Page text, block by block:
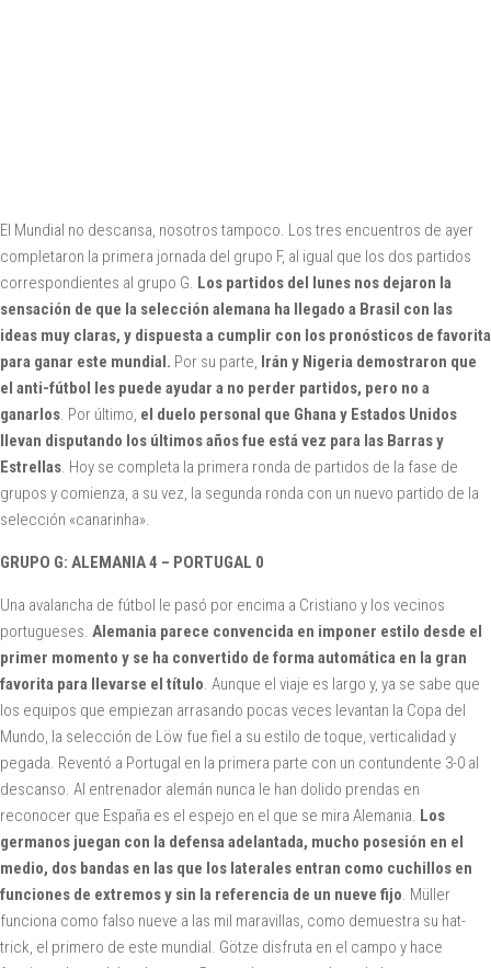
El Mundial no descansa, nosotros tampoco. Los tres encuentros de ayer
completaron la primera jornada del grupo F, al igual que los dos partidos
correspondientes al grupo G. Los partidos del lunes nos dejaron la
sensación de que la selección alemana ha llegado a Brasil con las
ideas muy claras, y dispuesta a cumplir con los pronósticos de favorita
para ganar este mundial. Por su parte, Irán y Nigeria demostraron que
el anti-fútbol les puede ayudar a no perder partidos, pero no a
ganarlos. Por último, el duelo personal que Ghana y Estados Unidos
llevan disputando los últimos años fue está vez para las Barras y
Estrellas. Hoy se completa la primera ronda de partidos de la fase de
grupos y comienza, a su vez, la segunda ronda con un nuevo partido de la
selección «canarinha».
GRUPO G: ALEMANIA 4 – PORTUGAL 0
Una avalancha de fútbol le pasó por encima a Cristiano y los vecinos
portugueses. Alemania parece convencida en imponer estilo desde el
primer momento y se ha convertido de forma automática en la gran
favorita para llevarse el título. Aunque el viaje es largo y, ya se sabe que
los equipos que empiezan arrasando pocas veces levantan la Copa del
Mundo, la selección de Löw fue fiel a su estilo de toque, verticalidad y
pegada. Reventó a Portugal en la primera parte con un contundente 3-0 al
descanso. Al entrenador alemán nunca le han dolido prendas en
reconocer que España es el espejo en el que se mira Alemania. Los
germanos juegan con la defensa adelantada, mucho posesión en el
medio, dos bandas en las que los laterales entran como cuchillos en
funciones de extremos y sin la referencia de un nueve fijo. Müller
funciona como falso nueve a las mil maravillas, como demuestra su hat-
trick, el primero de este mundial. Götze disfruta en el campo y hace